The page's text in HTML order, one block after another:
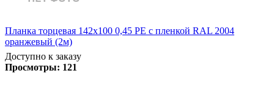
Планка торцевая 142х100 0,45 PE с пленкой RAL 2004
оранжевый (2м)
Доступно к заказу
Просмотры: 121